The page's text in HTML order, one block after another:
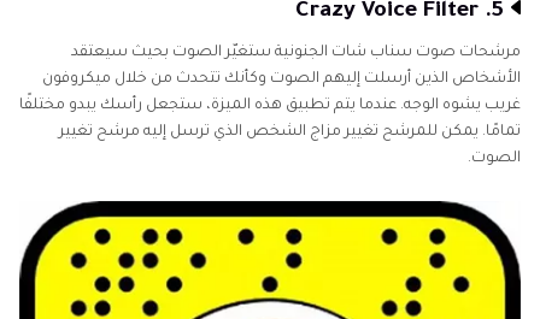
5. Crazy Voice Filter
مرشحات صوت سناب شات الجنونية ستغيّر الصوت بحيث سيعتقد
الأشخاص الذين أرسلت إليهم الصوت وكأنك تتحدث من خلال ميكروفون
غريب يشوه الوجه. عندما يتم تطبيق هذه الميزة، ستجعل رأسك يبدو مختلفًا
تمامًا. يمكن للمرشح تغيير مزاج الشخص الذي ترسل إليه مرشح تغيير
الصوت.